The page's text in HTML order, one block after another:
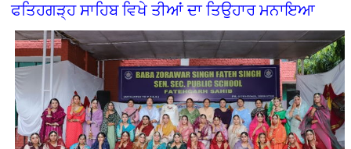
ਫਤਿਹਗੜ੍ਹ ਸਾਹਿਬ ਵਿਖੇ ਤੀਆਂ ਦਾ ਤਿਉਹਾਰ ਮਨਾਇਆ